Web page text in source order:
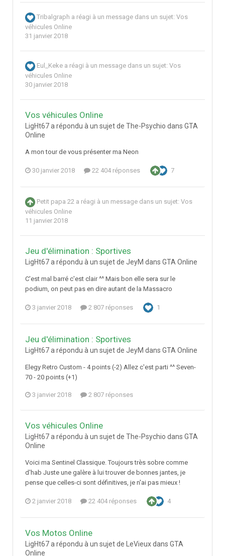
Tribalgraph a réagi à un message dans un sujet: Vos
véhicules Online
31 janvier 2018
Eul_Keke a réagi à un message dans un sujet: Vos
véhicules Online
30 janvier 2018
Vos véhicules Online
LigHt67 a répondu à un sujet de The-Psychio dans GTA
Online
A mon tour de vous présenter ma Neon
30 janvier 2018 22 404 réponses 7
Petit papa 22 a réagi à un message dans un sujet: Vos
véhicules Online
11 janvier 2018
Jeu d'élimination : Sportives
LigHt67 a répondu à un sujet de JeyM dans GTA Online
C'est mal barré c'est clair ^^ Mais bon elle sera sur le
podium, on peut pas en dire autant de la Massacro
3 janvier 2018 2 807 réponses 1
Jeu d'élimination : Sportives
LigHt67 a répondu à un sujet de JeyM dans GTA Online
Elegy Retro Custom - 4 points (-2) Allez c'est parti ^^ Seven-
70 - 20 points (+1)
3 janvier 2018 2 807 réponses
Vos véhicules Online
LigHt67 a répondu à un sujet de The-Psychio dans GTA
Online
Voici ma Sentinel Classique. Toujours très sobre comme
d'hab Juste une galère à lui trouver de bonnes jantes, je
pense que celles-ci sont définitives, je n'ai pas mieux !
2 janvier 2018 22 404 réponses 4
Vos Motos Online
LigHt67 a répondu à un sujet de LeVieux dans GTA
Online